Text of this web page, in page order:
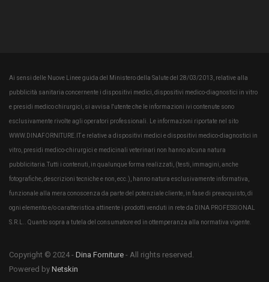
Ai sensi delle Nuove Linee guida del Ministero della Salute del 28/03/2013, relative alla
pubblicità sanitaria concernente i dispositivi medici, dispositivi medico-diagnostici in vitro
e presidi medico chirurgici, si avvisa l'utente che le informazioni ivi contenute sono
esclusivamente rivolte agli operatori professionali. Le informazioni riportate nel sito
WWW.DINAFORNITURE.IT e relative a dispositivi medici e dispositivi medico-diagnostici in
vitro, presidi medico-chirurgici e medicinali veterinari non hanno alcuna natura
pubblicitaria.Tutti i contenuti, in qualunque forma realizzati, (testi, immagini, anche
fotografiche, descrizioni tecniche e non, ecc.), hanno natura esclusivamente informativa,
funzionale alla mera conoscenza da parte del potenziale cliente, in fase di preacquisto, di
ogni elemento e/o caratteristica attinente i prodotti venduti in rete da DINA PROFESSIONAL
S.R.L.. Quanto sopra a tutela del consumatore ed in ottemperanza alla normativa vigente.
Copyright © 2024 - Dina Forniture - All rights reserved.
Powered by Netskin